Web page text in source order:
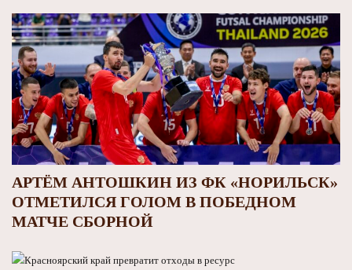
АРТЁМ АНТОШКИН ИЗ ФК «НОРИЛЬСК»
ОТМЕТИЛСЯ ГОЛОМ В ПОБЕДНОМ
МАТЧЕ СБОРНОЙ